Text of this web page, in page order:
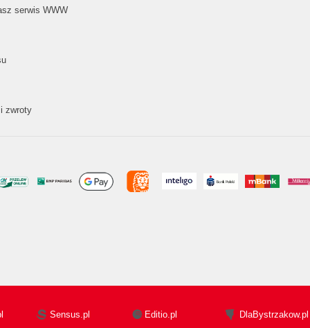
serwis WWW
zwroty
Sensus.pl Editio.pl DlaBystrzakow.pl